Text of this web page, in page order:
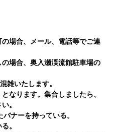
場合、メール、電話等でご連
場合、奥入瀬渓流館駐車場の
雑いたします。
なります。集合しましたら、
。
ナーを持っている。
。